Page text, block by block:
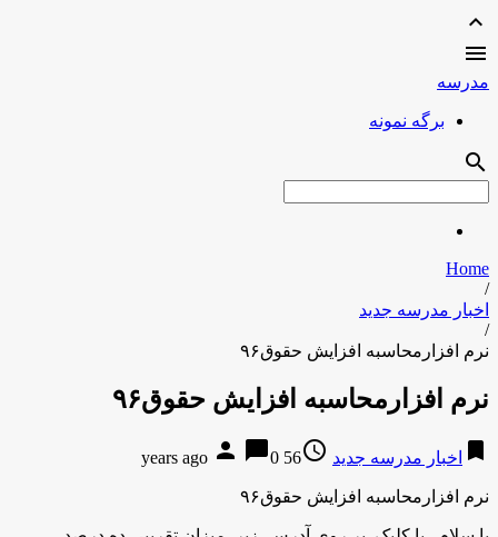
expand_less

مدرسه
برگه نمونه
search
Home
/
اخبار مدرسه جدید
/
نرم افزارمحاسبه افزایش حقوق۹۶
نرم افزارمحاسبه افزایش حقوق۹۶
bookmark اخبار مدرسه جدید access_time
56 years ago
person chat_bubble0
نرم افزارمحاسبه افزایش حقوق۹۶